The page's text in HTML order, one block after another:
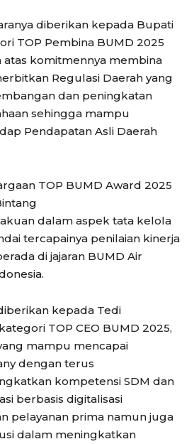
diberikan kepada Bupati
TOP Pembina BUMD 2025
komitmennya membina
Regulasi Daerah yang
dan peningkatan
sehingga mampu
Pendapatan Asli Daerah
TOP BUMD Award 2025
dalam aspek tata kelola
tercapainya penilaian kinerja
di jajaran BUMD Air
kepada Tedi
TOP CEO BUMD 2025,
mampu mencapai
dengan terus
kompetensi SDM dan
berbasis digitalisasi
pelayanan prima namun juga
dalam meningkatkan